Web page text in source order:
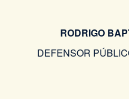
RODRIGO
DEFENSOR